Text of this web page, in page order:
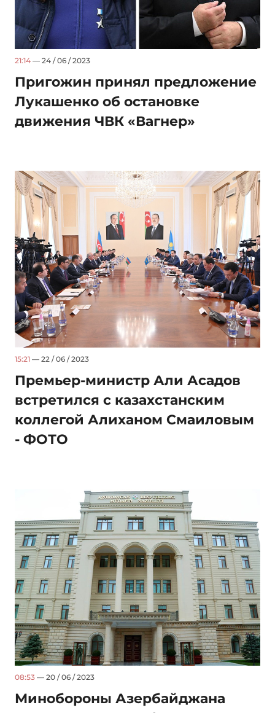
21:14 — 24 / 06 / 2023
Пригожин принял предложение
Лукашенко об остановке
движения ЧВК «Вагнер»
15:21 — 22 / 06 / 2023
Премьер-министр Али Асадов
встретился с казахстанским
коллегой Алиханом Смаиловым
- ФОТО
08:53 — 20 / 06 / 2023
Минобороны Азербайджана